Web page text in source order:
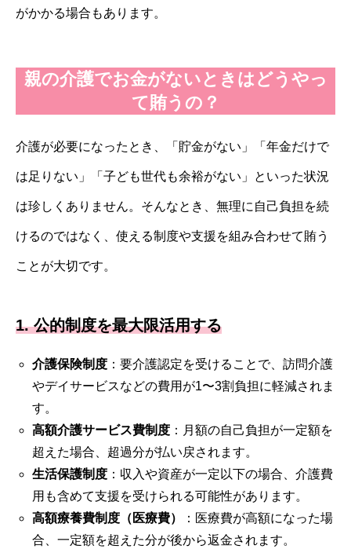
がかかる場合もあります。
親の介護でお金がないときはどうやっ
て賄うの？
介護が必要になったとき、「貯金がない」「年金だけで
は足りない」「子ども世代も余裕がない」といった状況
は珍しくありません。そんなとき、無理に自己負担を続
けるのではなく、使える制度や支援を組み合わせて賄う
ことが大切です。
1. 公的制度を最大限活用する
介護保険制度：要介護認定を受けることで、訪問介護
やデイサービスなどの費用が1〜3割負担に軽減されま
す。
高額介護サービス費制度：月額の自己負担が一定額を
超えた場合、超過分が払い戻されます。
生活保護制度：収入や資産が一定以下の場合、介護費
用も含めて支援を受けられる可能性があります。
高額療養費制度（医療費）
：医療費が高額になった場
合、一定額を超えた分が後から返金されます。